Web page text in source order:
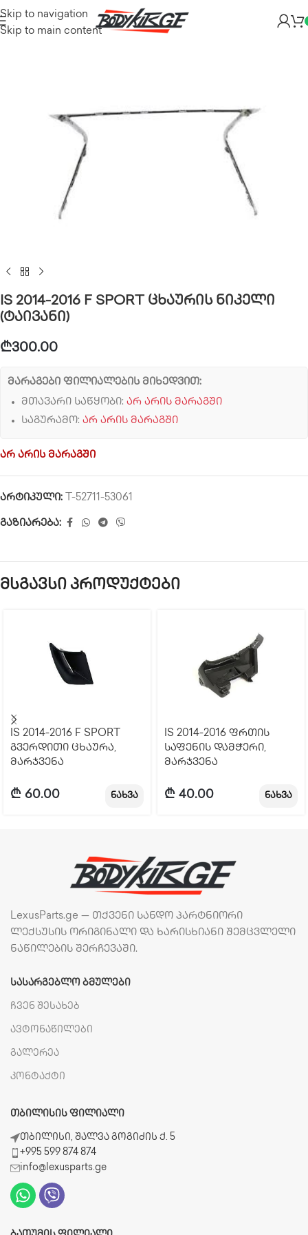
Skip to navigation
Skip to main content
IS 2014-2016 F SPORT ცხაურის ნიკელი
(ტაივანი)
₾300.00
მარაგები ფილიალების მიხედვით:
მთავარი საწყობი: არ არის მარაგში
საგურამო: არ არის მარაგში
არ არის მარაგში
არტიკული: T-52711-53061
გაზიარება:
მსგავსი პროდუქტები
IS 2014-2016 F SPORT
გვერდითი ცხაურა,
მარჯვენა
₾ 60.00 ნახვა
IS 2014-2016 ფრთის
საფენის დამჭერი,
მარჯვენა
₾ 40.00 ნახვა
LexusParts.ge — თქვენი სანდო პარტნიორი
ლექსუსის ორიგინალი და ხარისხიანი შემცვლელი
ნაწილების შერჩევაში.
ᲡᲐᲡᲐᲠᲒᲔᲑᲚᲝ ᲑᲛᲣᲚᲔᲑᲘ
ჩვენ შესახებ
ავტონაწილები
გალერეა
კონტაქტი
ᲗᲑᲘᲚᲘᲡᲘᲡ ᲤᲘᲚᲘᲐᲚᲘ
თბილისი, შალვა გოგიძის ქ. 5
+995 599 874 874
info@lexusparts.ge